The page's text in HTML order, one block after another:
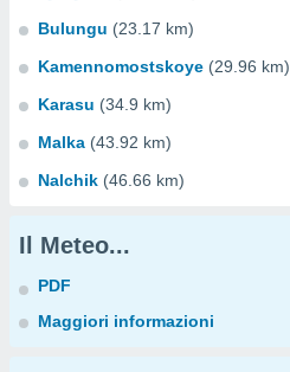
Bulungu (23.17 km)
Kamennomostskoye (29.96 km)
Karasu (34.9 km)
Malka (43.92 km)
Nalchik (46.66 km)
Il Meteo...
PDF
Maggiori informazioni